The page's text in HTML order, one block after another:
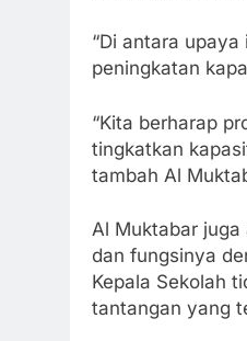
“Di antara
peningkatan
“Kita berharap
tingkatkan
tambah Al
Al Muktabar juga
dan fungsinya
Kepala Sekolah
tantangan yang